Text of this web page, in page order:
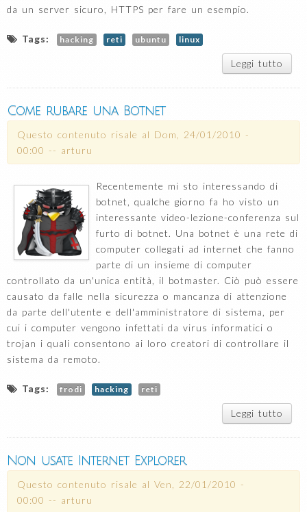
da un server sicuro, HTTPS per fare un esempio.
Tags: hacking reti ubuntu linux
Leggi tutto
SSL
Strip
Come rubare una Botnet
Questo contenuto risale al Dom, 24/01/2010 -
00:00 -- arturu
Recentemente mi sto interessando di
botnet, qualche giorno fa ho visto un
interessante video-lezione-conferenza sul
furto di botnet. Una botnet è una rete di
computer collegati ad internet che fanno
parte di un insieme di computer
controllato da un'unica entità, il botmaster. Ciò può essere
causato da falle nella sicurezza o mancanza di attenzione
da parte dell'utente e dell'amministratore di sistema, per
cui i computer vengono infettati da virus informatici o
trojan i quali consentono ai loro creatori di controllare il
sistema da remoto.
Tags: frodi hacking reti
Leggi tutto
Non usate Internet Explorer
Questo contenuto risale al Ven, 22/01/2010 -
00:00 -- arturu